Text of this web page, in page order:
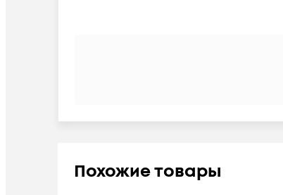
Похожие товары